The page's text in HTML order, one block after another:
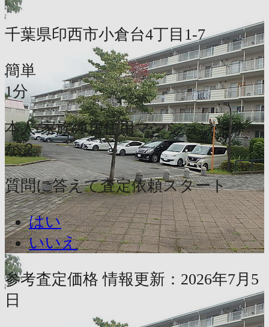
千葉県印西市小倉台4丁目1-7
簡単
1分
本人/家族の居住用マンションです
か？
質問に答えて査定依頼スタート
はい
いいえ
参考査定価格 情報更新：2026年7月5
日